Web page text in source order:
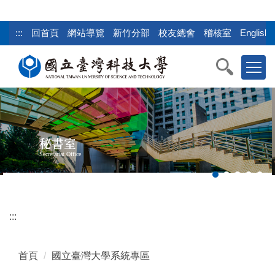
到
區
塊
::: 回首頁 網站導覽 新竹分部 校友總會 稽核室 English
秘書室
Secretariat Office
:::
首頁 國立臺灣大學系統專區